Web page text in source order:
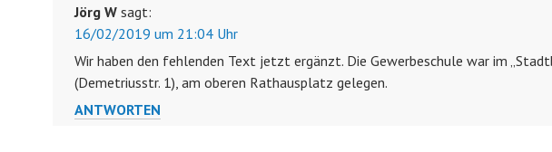
Jörg W sagt:
16/02/2019 um 21:04 Uhr
Wir haben den fehlenden Text jetzt ergänzt. Die Gewerbeschule war im
(Demetriusstr. 1), am oberen Rathausplatz gelegen.
ANTWORTEN